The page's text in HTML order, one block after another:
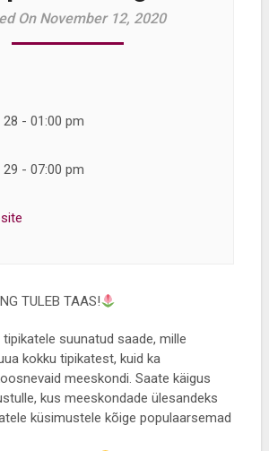
On November 12, 2020
- 01:00 pm
- 07:00 pm
TULEB TAAS!
suunatud saade, mille
kokku tipikatest, kuid ka
meeskondi. Saate käigus
kus meeskondade ülesandeks
küsimustele kõige populaarsemad